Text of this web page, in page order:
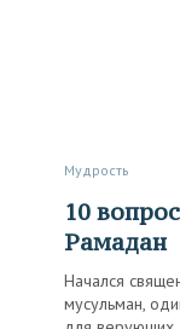
Мудрость
10 вопросов и ответов про
Рамадан
Начался
мусульман,